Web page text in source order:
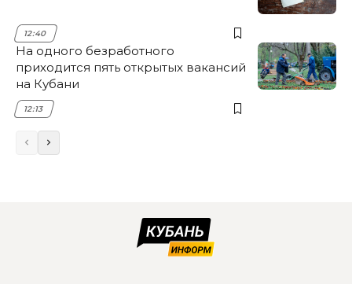
12:40
На одного безработного
приходится пять открытых вакансий
на Кубани
12:13